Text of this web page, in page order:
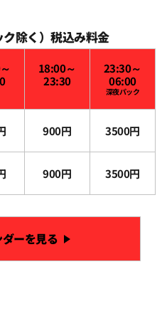
除く）税込み料金
18:00～
23:30
23:30～
06:00
深夜パック
900円 3500円
900円 3500円
ーを見る